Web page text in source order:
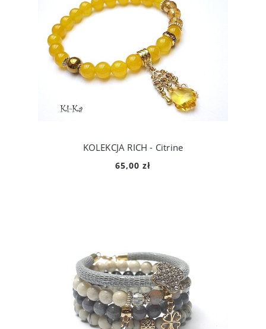
KOLEKCJA RICH - Citrine
65,00 zł